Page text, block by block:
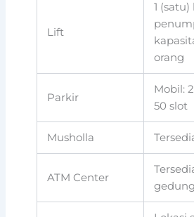
Lift
1 (satu)
orang
Parkir
Mobil:
50 slot
Musholla
ATM Center
gedung